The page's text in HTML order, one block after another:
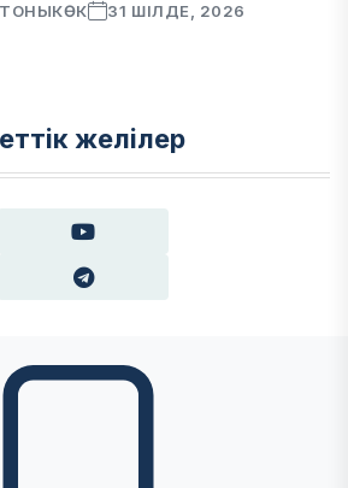
31 ШІЛДЕ, 2026
желілер